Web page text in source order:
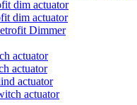
dim actuator
dim actuator
Dimmer
actuator
actuator
actuator
actuator